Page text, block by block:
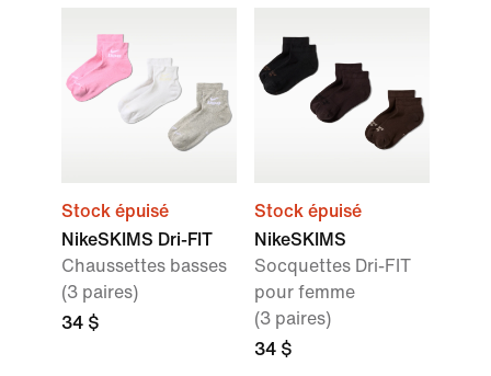
Stock épuisé
NikeSKIMS Dri-FIT
Chaussettes basses
(3 paires)
34 $
Stock épuisé
NikeSKIMS
Socquettes Dri-FIT
pour femme
(3 paires)
34 $